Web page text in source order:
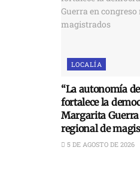
LOCALÍA
“La autonomía
fortalece la
Margarita
regional de
5 DE AGOSTO DE 2026